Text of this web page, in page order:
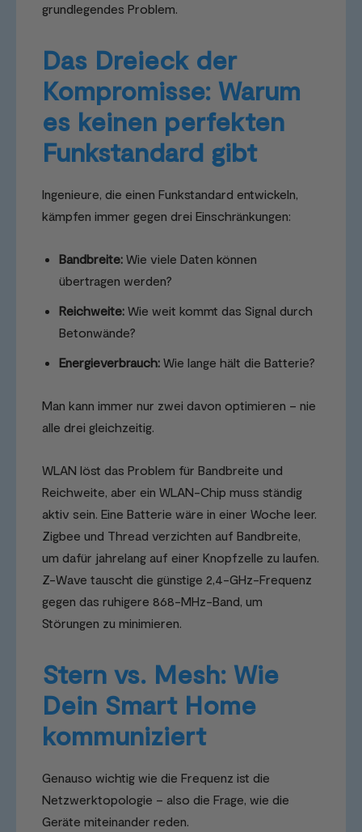
grundlegendes Problem.
Das Dreieck der
Kompromisse: Warum
es keinen perfekten
Funkstandard gibt
Ingenieure, die einen Funkstandard entwickeln,
kämpfen immer gegen drei Einschränkungen:
Bandbreite: Wie viele Daten können
übertragen werden?
Reichweite: Wie weit kommt das Signal durch
Betonwände?
Energieverbrauch: Wie lange hält die Batterie?
Man kann immer nur zwei davon optimieren – nie
alle drei gleichzeitig.
WLAN löst das Problem für Bandbreite und
Reichweite, aber ein WLAN-Chip muss ständig
aktiv sein. Eine Batterie wäre in einer Woche leer.
Zigbee und Thread verzichten auf Bandbreite,
um dafür jahrelang auf einer Knopfzelle zu laufen.
Z-Wave tauscht die günstige 2,4-GHz-Frequenz
gegen das ruhigere 868-MHz-Band, um
Störungen zu minimieren.
Stern vs. Mesh: Wie
Dein Smart Home
kommuniziert
Genauso wichtig wie die Frequenz ist die
Netzwerktopologie – also die Frage, wie die
Geräte miteinander reden.